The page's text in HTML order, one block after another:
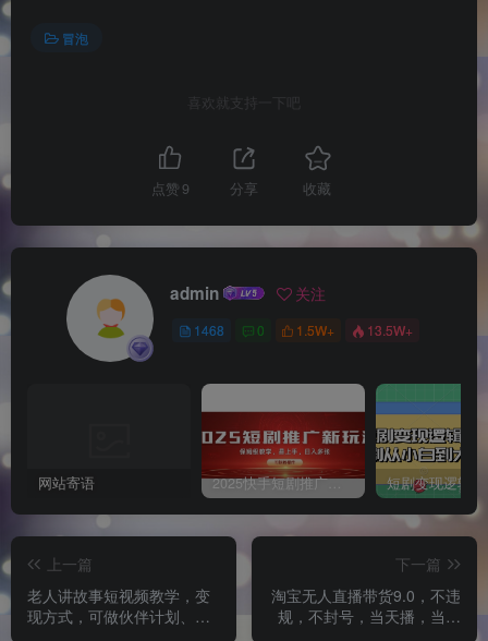
冒泡
喜欢就支持一下吧
点赞 9 分享 收藏
admin 关注
1468 0 1.5W+ 13.5W+
网站寄语 2025快手短剧推广新玩法，保姆级教学，日入多张，可矩阵操作
上一篇
老人讲故事短视频教学，变
现方式，可做伙伴计划、分
下一篇
淘宝无人直播带货9.0，不违
规，不封号，当天播，当天